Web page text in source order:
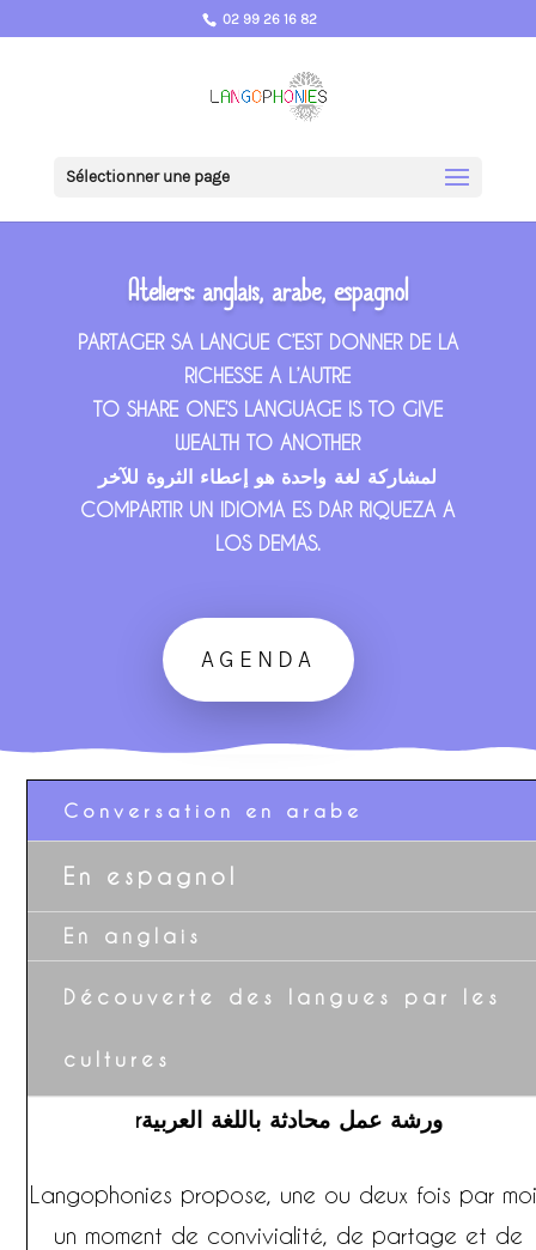
02 99 26 16 82
Sélectionner une page
Ateliers: anglais, arabe, espagnol
PARTAGER SA LANGUE C’EST DONNER DE LA
RICHESSE A L’AUTRE
TO SHARE ONE’S LANGUAGE IS TO GIVE
WEALTH TO ANOTHER
لمشاركة لغة واحدة هو إعطاء الثروة للآخر
COMPARTIR UN IDIOMA ES DAR RIQUEZA A
LOS DEMAS.
AGENDA
Conversation en arabe
En espagnol
En anglais
Découverte des langues par les
cultures
rورشة عمل محادثة باللغة العربية
Langophonies propose, une ou deux fois par
un moment de convivialité, de partage et de